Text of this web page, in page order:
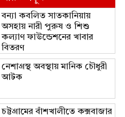
বন্যা কবলিত সাতকানিয়ায়
অসহায় নারী পুরুষ ও শিশু
কল্যাণ ফাউন্ডেশনের খাবার
বিতরণ
নেশাগ্রস্থ অবস্থায় মানিক চৌধুরী
আটক
চট্টগ্রামের বাঁশখালীতে কক্সবাজার